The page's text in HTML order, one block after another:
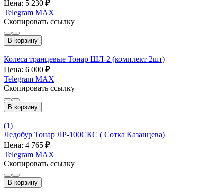
Цена: 5 230 ₽
Telegram MAX
Скопировать ссылку
В корзину
Колеса транцевые Тонар ШЛ-2 (комплект 2шт)
Цена: 6 000 ₽
Telegram MAX
Скопировать ссылку
В корзину
(1)
Ледобур Тонар ЛР-100СКС ( Сотка Казанцева)
Цена: 4 765 ₽
Telegram MAX
Скопировать ссылку
В корзину